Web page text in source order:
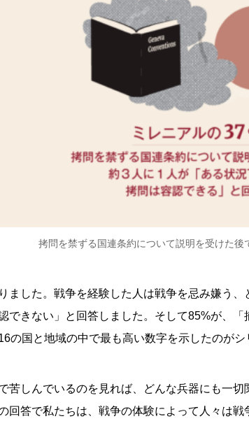
拷問を禁ずる国連条約について説明を受けた後
ました。戦争を経験した人は戦争を忌み嫌う
できない」と回答しました。そして85%が、
の国と地域の中で最も高い数字を示したのがシ
苦しんでいるのを見れば、どんな兵器にも一
回答で私たちは、戦争の体験によって人々は